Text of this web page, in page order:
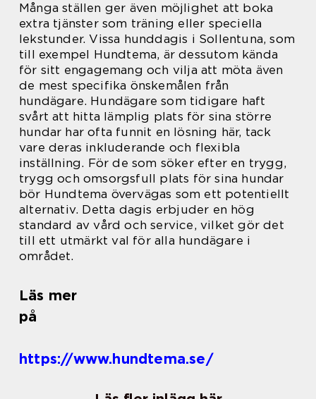
Många ställen ger även möjlighet att boka
extra tjänster som träning eller speciella
lekstunder. Vissa hunddagis i Sollentuna, som
till exempel Hundtema, är dessutom kända
för sitt engagemang och vilja att möta även
de mest specifika önskemålen från
hundägare. Hundägare som tidigare haft
svårt att hitta lämplig plats för sina större
hundar har ofta funnit en lösning här, tack
vare deras inkluderande och flexibla
inställning. För de som söker efter en trygg,
trygg och omsorgsfull plats för sina hundar
bör Hundtema övervägas som ett potentiellt
alternativ. Detta dagis erbjuder en hög
standard av vård och service, vilket gör det
till ett utmärkt val för alla hundägare i
området.
Läs mer
på
https://www.hundtema.se/